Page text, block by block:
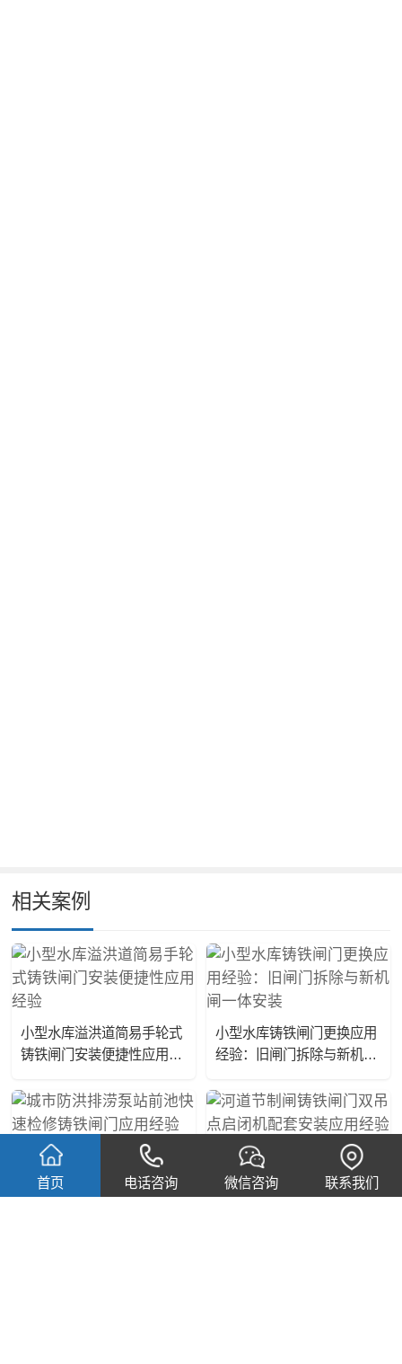
相关案例
小型水库溢洪道简易手轮式
铸铁闸门安装便捷性应用经
小型水库铸铁闸门更换应用
经验：旧闸门拆除与新机闸
城市防洪排涝泵站前池快速
检修铸铁闸门应用经验
河道节制闸铸铁闸门双吊点
启闭机配套安装应用经验
首页 电话咨询 微信咨询 联系我们